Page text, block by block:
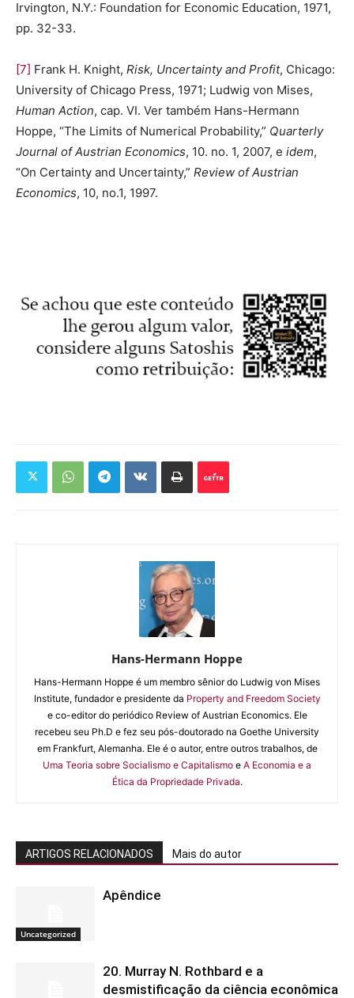
Irvington, N.Y.: Foundation for Economic Education, 1971,
pp. 32-33.
[7] Frank H. Knight, Risk, Uncertainty and Profit, Chicago:
University of Chicago Press, 1971; Ludwig von Mises,
Human Action, cap. VI. Ver também Hans-Hermann
Hoppe, “The Limits of Numerical Probability,” Quarterly
Journal of Austrian Economics, 10. no. 1, 2007, e idem,
“On Certainty and Uncertainty,” Review of Austrian
Economics, 10, no.1, 1997.
Hans-Hermann Hoppe
Hans-Hermann Hoppe é um membro sênior do Ludwig von Mises
Institute, fundador e presidente da Property and Freedom Society
e co-editor do periódico Review of Austrian Economics. Ele
recebeu seu Ph.D e fez seu pós-doutorado na Goethe University
em Frankfurt, Alemanha. Ele é o autor, entre outros trabalhos, de
Uma Teoria sobre Socialismo e Capitalismo e A Economia e a
Ética da Propriedade Privada.
ARTIGOS RELACIONADOS Mais do autor
Uncategorized
Apêndice
20. Murray N. Rothbard e a
desmistificação da ciência econômica